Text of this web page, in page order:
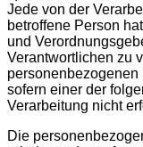
Jede von der
betroffene Person
und
Verantwortlichen zu
sofern einer der
Verarbeitung nicht
Die